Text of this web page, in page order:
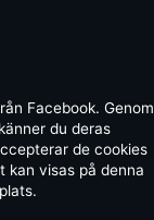
Facebook. Genom
du deras
de cookies
kan visas på denna